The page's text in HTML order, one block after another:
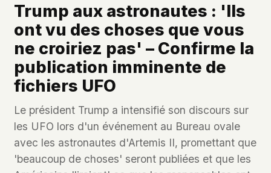
Topics & Tags
U.S. Govt Feed
NEWS
Cette Semaine
Nouveautés
Observations
PEOPLE
WHAT WE DON'T USE
✕
Google Analytics
External fonts or CDNs
Trump aux astronautes : 'Ils
ont vu des choses que vous
ne croiriez pas' – Confirme la
publication imminente de
fichiers UFO
Le président Trump a intensifié son discours sur
les UFO lors d'un événement au Bureau ovale
avec les astronautes d'Artemis II, promettant que
'beaucoup de choses' seront publiées et que les